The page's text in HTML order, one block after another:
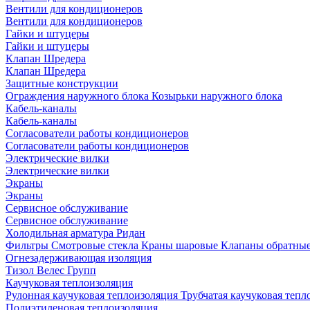
Вентили для кондиционеров
Вентили для кондиционеров
Гайки и штуцеры
Гайки и штуцеры
Клапан Шредера
Клапан Шредера
Защитные конструкции
Ограждения наружного блока Козырьки наружного блока
Кабель-каналы
Кабель-каналы
Согласователи работы кондиционеров
Согласователи работы кондиционеров
Электрические вилки
Электрические вилки
Экраны
Экраны
Сервисное обслуживание
Сервисное обслуживание
Холодильная арматура Ридан
Фильтры Смотровые стекла Краны шаровые Клапаны
Огнезадерживающая изоляция
Тизол Велес Групп
Каучуковая теплоизоляция
Рулонная каучуковая теплоизоляция Трубчатая каучуковая
Полиэтиленовая теплоизоляция